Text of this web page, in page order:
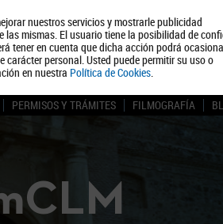
nuestros servicios y mostrarle publicidad
mismas. El usuario tiene la posibilidad de
tener en cuenta que dicha acción podrá
personal. Usted puede permitir su uso o
en nuestra Política de Cookies.
Quiénes somos Turismo Política de Privacidad
PERMISOS Y TRÁMITES FILMOGRAFÍA